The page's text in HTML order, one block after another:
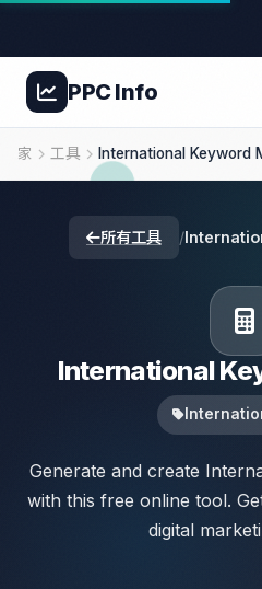
PPCInfo
家 工具 International Keyword
所有工具 /
International
Generate and create
with this free online tool.
digital